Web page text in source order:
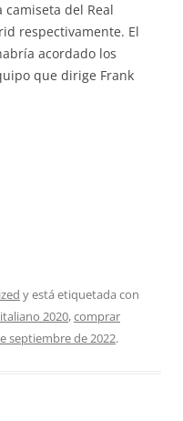
del Real
respectivamente. El
acordado los
que dirige Frank
y está etiquetada con
2020,comprar
septiembre de 2022.